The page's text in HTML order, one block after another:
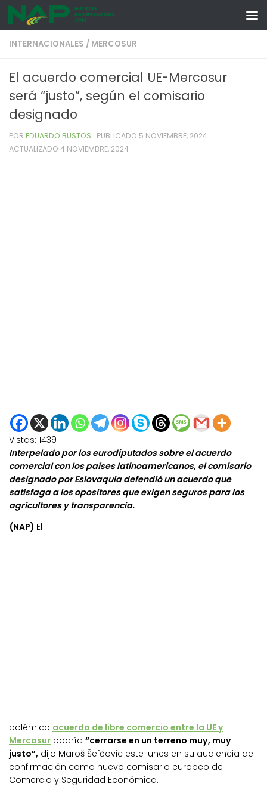
Skip to content
INTERNACIONALES / MERCOSUR
El acuerdo comercial UE-Mercosur
será “justo”, según el comisario
designado
POR EDUARDO BUSTOS · PUBLICADO 5 NOVIEMBRE, 2024 ·
ACTUALIZADO 4 NOVIEMBRE, 2024
Vistas: 1439
Interpelado por los eurodiputados sobre el acuerdo
comercial con los países latinoamericanos, el comisario
designado por Eslovaquia defendió un acuerdo que
satisfaga a los opositores que exigen seguros para los
agricultores y transparencia.
(NAP) El
polémico acuerdo de libre comercio entre la UE y
Mercosur podría “cerrarse en un terreno muy, muy
justo”, dijo Maroš Šefčovic este lunes en su audiencia de
confirmación como nuevo comisario europeo de
Comercio y Seguridad Económica.